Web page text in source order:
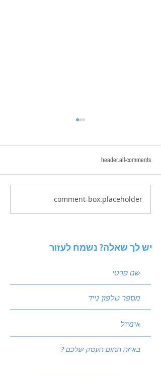
איך לכתוב פוסטים שמביאים
header.all-comments
comment-box.placeholder
יש לך שאלה? נשמח לעזור